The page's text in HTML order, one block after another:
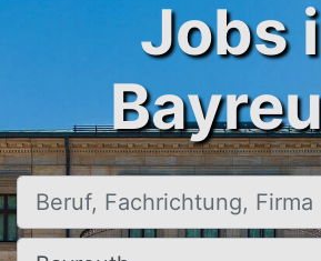
Jobs
Beruf, Fachrichtung, Firma
Ort, Stadt